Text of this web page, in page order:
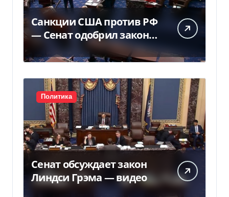
Санкции США против РФ
— Сенат одобрил закон
Грема — Фокус
Политика
Сенат обсуждает закон
Линдси Грэма — видео